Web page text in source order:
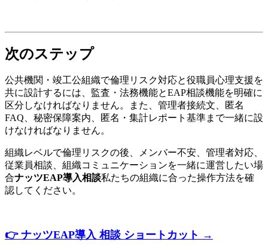
次のステップ
公共機関・竣工公組織で倫理リスク対応と役職員心理支援を
共に設計するには、監査・法務機能とEAP相談機能を明確に
区分しなければなりません。また、管理者接続文、匿名
FAQ、秘密保障案内、匿名・集計レポート基準まで一緒に設
けなければなりません。
組織レベルで倫理リスクの後、メンバー不安、管理者対応、
従業員相談、組織コミュニケーションを一緒に運営したい場
合ナッツEAP導入相談私たちの組織に合った操作方法を確
認してください。
👉 ナッツEAP導入 相談 ショートカット →